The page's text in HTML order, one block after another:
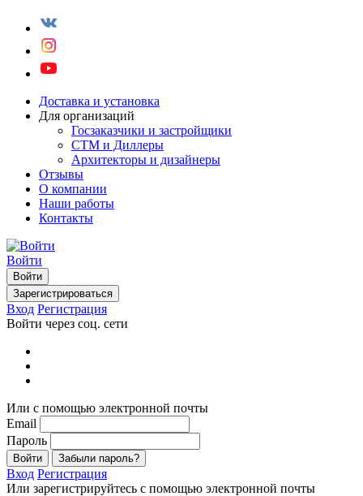
Доставка и установка
Для организаций
Госзаказчики и застройщики
СТМ и Диллеры
Архитекторы и дизайнеры
Отзывы
О компании
Наши работы
Контакты
Войти
Войти
Зарегистрироваться
Вход Регистрация
Войти через соц. сети
Или с помощью электронной почты
Email
Пароль
Войти Забыли пароль?
Вход Регистрация
Или зарегистрируйтесь с помощью электронной почты